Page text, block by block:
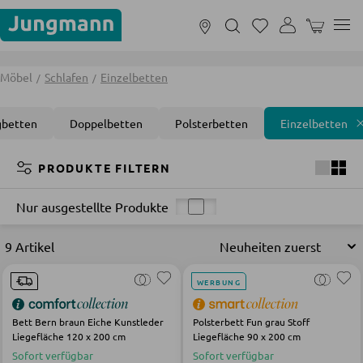
Nur noch 7 Tage: Sommerschlussverkauf!
MÖBEL
FILTERN NACH RÄUMEN
Wohnzimmer Schlafzimmer
SOFAS UND COUCHES
Wohnlandschaften
Sofas
Möbel Schlafen Einzelbetten
Doppelbetten Polsterbetten Einzelbetten
PRODUKTE FILTERN
Nur ausgestellte Produkte
9 Artikel
Bett Bern braun Eiche Kunstleder
Liegefläche 120 x 200 cm
Sofort verfügbar
WERBUNG
Polsterbett Fun grau Stoff
Liegefläche 90 x 200 cm
Sofort verfügbar